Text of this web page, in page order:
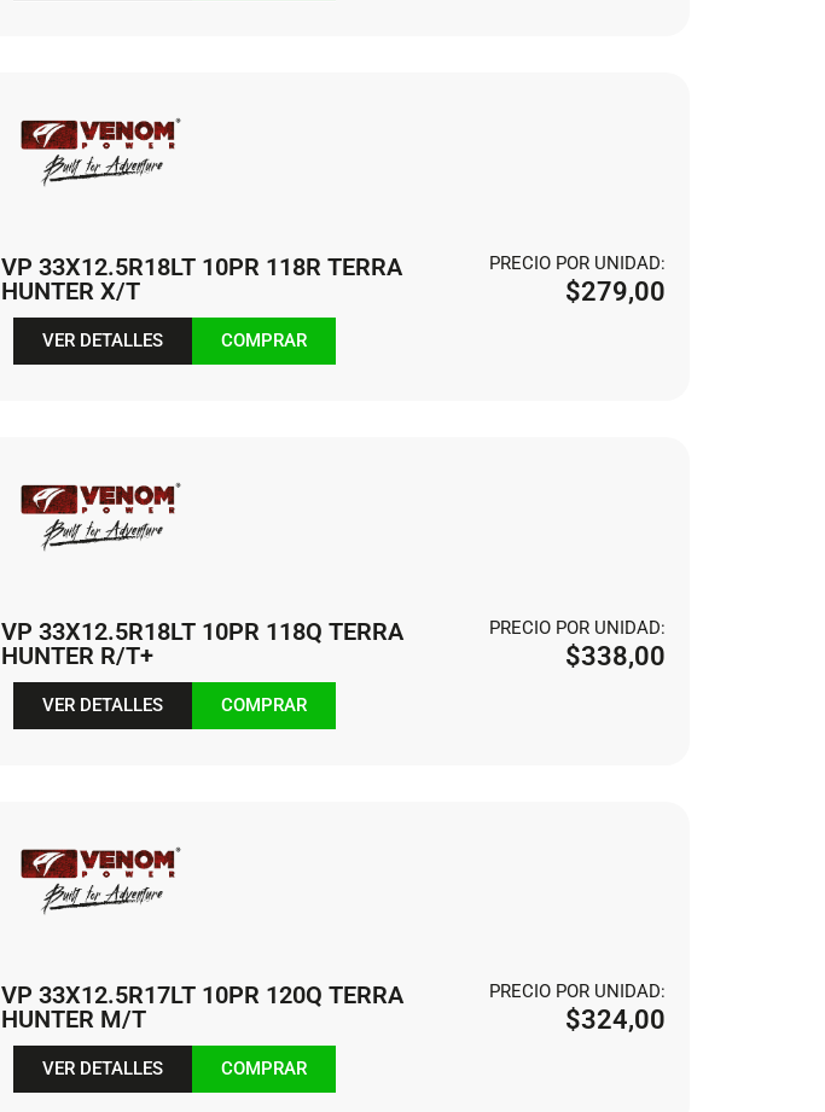
VP 33X12.5R18LT 10PR 118R TERRA
HUNTER X/T
PRECIO POR UNIDAD:
$279,00
VER DETALLES COMPRAR
VP 33X12.5R18LT 10PR 118Q TERRA
HUNTER R/T+
PRECIO POR UNIDAD:
$338,00
VER DETALLES COMPRAR
VP 33X12.5R17LT 10PR 120Q TERRA
HUNTER M/T
PRECIO POR UNIDAD:
$324,00
VER DETALLES COMPRAR